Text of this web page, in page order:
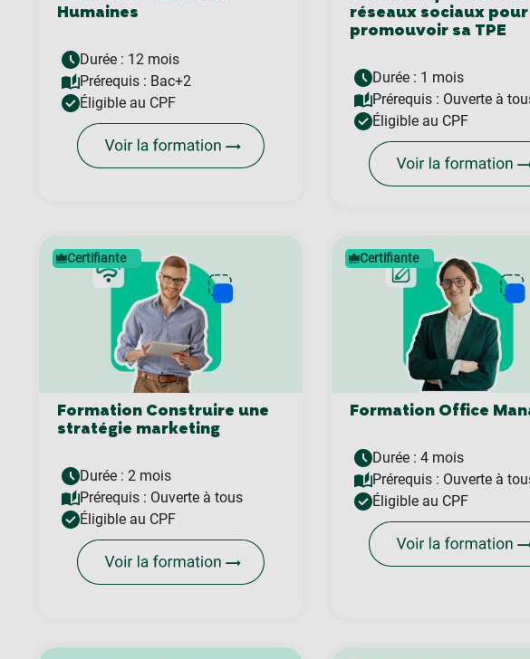
Humaines
Durée : 12 mois
Prérequis : Bac+2
Éligible au CPF
réseaux sociaux pour
promouvoir sa TPE
Durée : 1 mois
Prérequis : Ouverte à
Éligible au CPF
Certifiante
Formation Construire une
stratégie marketing
Durée : 2 mois
Prérequis : Ouverte à tous
Éligible au CPF
Certifiante
Formation Office
Durée : 4 mois
Prérequis : Ouverte à
Éligible au CPF